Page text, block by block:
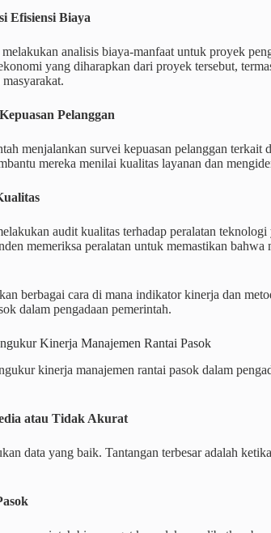
Efisiensi Biaya
analisis biaya-manfaat untuk proyek
yang diharapkan dari proyek tersebut,
Pelanggan
menjalankan survei kepuasan pelanggan terkait
mereka menilai kualitas layanan dan
audit kualitas terhadap peralatan
memeriksa peralatan untuk memastikan bahwa
berbagai cara di mana indikator kinerja dan
dalam pengadaan pemerintah.
Kinerja Manajemen Rantai Pasok
kinerja manajemen rantai pasok dalam
atau Tidak Akurat
data yang baik. Tantangan terbesar adalah